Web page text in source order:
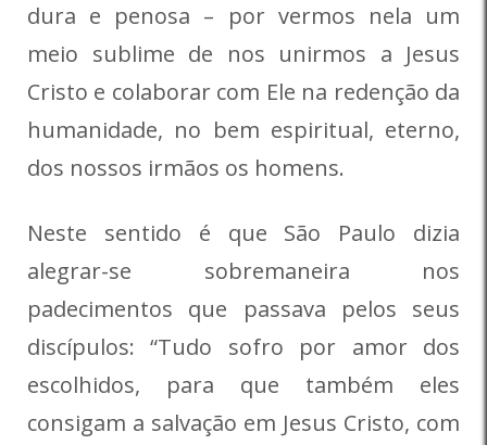
dura e penosa – por vermos nela um
meio sublime de nos unirmos a Jesus
Cristo e colaborar com Ele na redenção da
humanidade, no bem espiritual, eterno,
dos nossos irmãos os homens.
Neste sentido é que São Paulo dizia
alegrar-se sobremaneira nos
padecimentos que passava pelos seus
discípulos: “Tudo sofro por amor dos
escolhidos, para que também eles
consigam a salvação em Jesus Cristo, com